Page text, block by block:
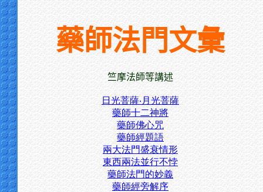
藥師法門文彙
竺摩法師等講述
日光菩薩‧月光菩薩
藥師十二神將
藥師佛心咒
藥師經題語
兩大法門盛衰情形
東西兩法並行不悖
藥師法門的妙義
藥師經旁解序